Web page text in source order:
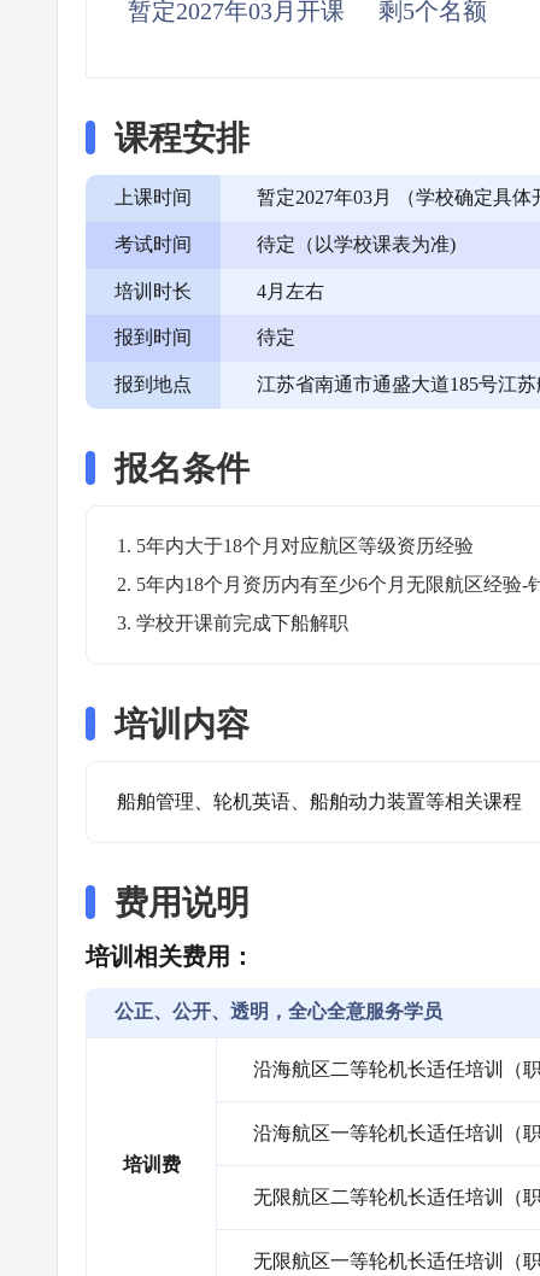
暂定2027年03月开课 剩5个名额
课程安排
上课时间 暂定2027年03月 （学校确定具
考试时间 待定（以学校课表为准)
培训时长 4月左右
报到时间 待定
报到地点 江苏省南通市通盛大道185号江
报名条件
1. 5年内大于18个月对应航区等级资历经验
2. 5年内18个月资历内有至少6个月无限航区经验-
3. 学校开课前完成下船解职
培训内容
船舶管理、轮机英语、船舶动力装置等相关课程
费用说明
培训相关费用：
公正、公开、透明，全心全意服务学员
培训费
沿海航区二等轮机长适任培训（
沿海航区一等轮机长适任培训（
无限航区二等轮机长适任培训（
无限航区一等轮机长适任培训（